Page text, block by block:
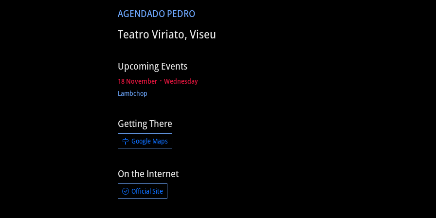
AGENDADO PEDRO
Teatro Viriato, Viseu
Upcoming Events
18 November ᛫ Wednesday
Lambchop
Getting There
Google Maps
On the Internet
Official Site